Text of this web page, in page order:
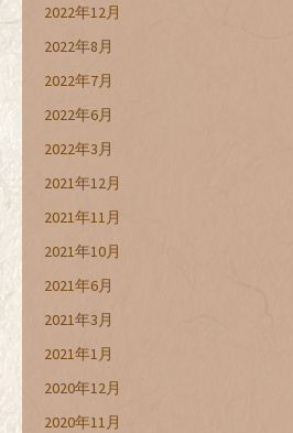
2022年12月
2022年8月
2022年7月
2022年6月
2022年3月
2021年12月
2021年11月
2021年10月
2021年6月
2021年3月
2021年1月
2020年12月
2020年11月